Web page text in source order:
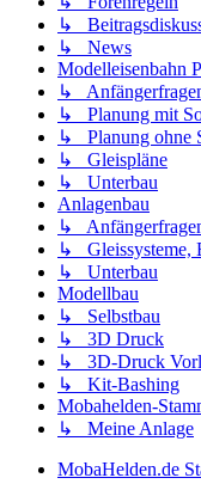
↳
↳ News
Modelleisenbahn
↳
↳ Planung mit
↳ Planung ohne
↳ Gleispläne
↳ Unterbau
Anlagenbau
↳
↳ Gleissysteme,
↳ Unterbau
Modellbau
↳ Selbstbau
↳ 3D Druck
↳ 3D-Druck
↳ Kit-Bashing
Mobahelden-
↳ Meine Anlage
MobaHelden.de